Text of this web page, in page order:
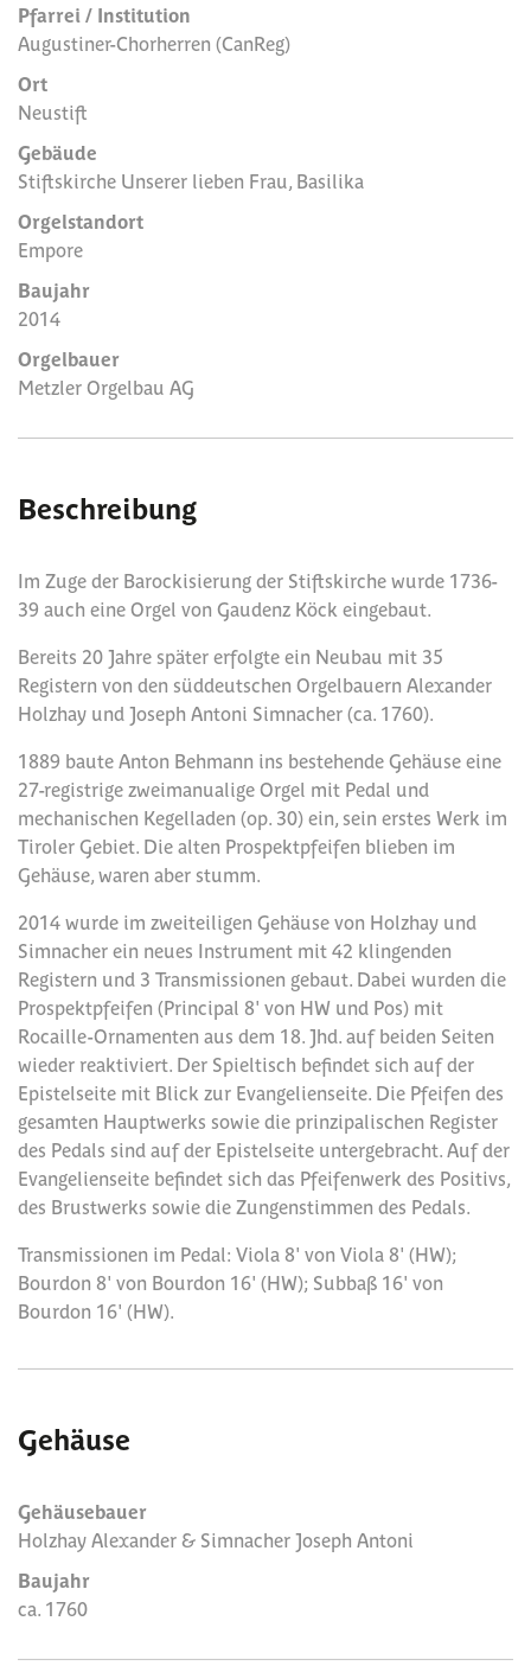
Pfarrei / Institution
Augustiner-Chorherren (CanReg)
Ort
Neustift
Gebäude
Stiftskirche Unserer lieben Frau, Basilika
Orgelstandort
Empore
Baujahr
2014
Orgelbauer
Metzler Orgelbau AG
Beschreibung
Im Zuge der Barockisierung der Stiftskirche wurde 1736-
39 auch eine Orgel von Gaudenz Köck eingebaut.
Bereits 20 Jahre später erfolgte ein Neubau mit 35
Registern von den süddeutschen Orgelbauern Alexander
Holzhay und Joseph Antoni Simnacher (ca. 1760).
1889 baute Anton Behmann ins bestehende Gehäuse eine
27-registrige zweimanualige Orgel mit Pedal und
mechanischen Kegelladen (op. 30) ein, sein erstes Werk im
Tiroler Gebiet. Die alten Prospektpfeifen blieben im
Gehäuse, waren aber stumm.
2014 wurde im zweiteiligen Gehäuse von Holzhay und
Simnacher ein neues Instrument mit 42 klingenden
Registern und 3 Transmissionen gebaut. Dabei wurden die
Prospektpfeifen (Principal 8' von HW und Pos) mit
Rocaille-Ornamenten aus dem 18. Jhd. auf beiden Seiten
wieder reaktiviert. Der Spieltisch befindet sich auf der
Epistelseite mit Blick zur Evangelienseite. Die Pfeifen des
gesamten Hauptwerks sowie die prinzipalischen Register
des Pedals sind auf der Epistelseite untergebracht. Auf der
Evangelienseite befindet sich das Pfeifenwerk des Positivs,
des Brustwerks sowie die Zungenstimmen des Pedals.
Transmissionen im Pedal: Viola 8' von Viola 8' (HW);
Bourdon 8' von Bourdon 16' (HW); Subbaß 16' von
Bourdon 16' (HW).
Gehäuse
Gehäusebauer
Holzhay Alexander & Simnacher Joseph Antoni
Baujahr
ca. 1760